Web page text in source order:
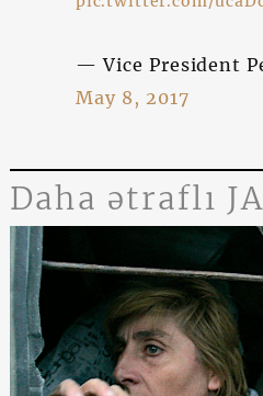
— Vice President
May 8, 2017
Daha ətraflı